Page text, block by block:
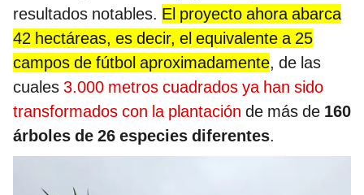
resultados notables. El proyecto ahora abarca
42 hectáreas, es decir, el equivalente a 25
campos de fútbol aproximadamente, de las
cuales 3.000 metros cuadrados ya han sido
transformados con la plantación de más de 160
árboles de 26 especies diferentes.